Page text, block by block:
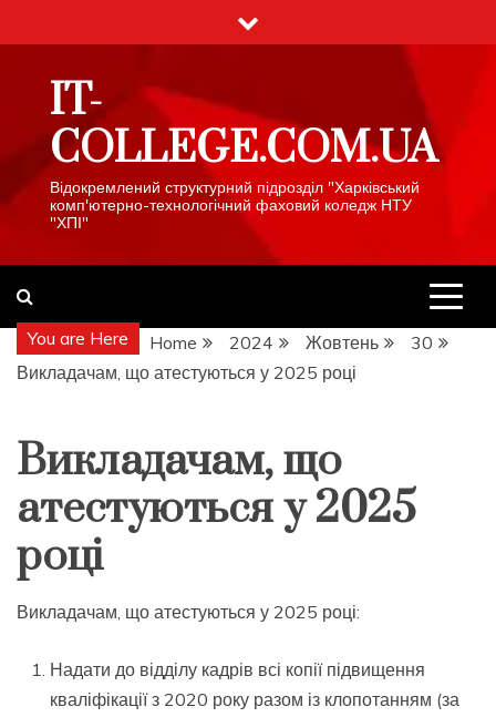
to
IT-
COLLEGE.COM.UA
Відокремлений структурний підрозділ "Харківський
комп'ютерно-технологічний фаховий коледж НТУ
"ХПІ"
You are Here Home 2024 Жовтень
30
Викладачам, що атестуються у 2025 році
Викладачам, що
атестуються у 2025
році
Викладачам, що атестуються у 2025 році:
Надати до відділу кадрів всі копії підвищення
кваліфікації з 2020 року разом із клопотанням (за